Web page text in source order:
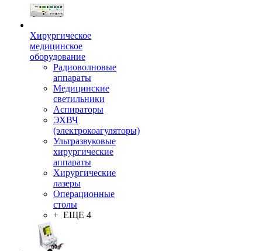
Хирургическое
медицинское
оборудование
Радиоволновые
аппараты
Медицинские
светильники
Аспираторы
ЭХВЧ
(электрокоагуляторы)
Ультразвуковые
хирургические
аппараты
Хирургические
лазеры
Операционные
столы
+ ЕЩЕ 4